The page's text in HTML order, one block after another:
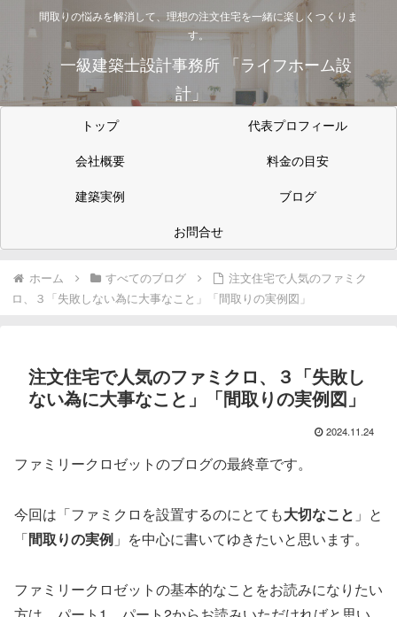
間取りの悩みを解消して、理想の注文住宅を一緒に楽しくつくりま
す。
一級建築士設計事務所 「ライフホーム設
計」
トップ
代表プロフィール
会社概要
料金の目安
建築実例
ブログ
お問合せ
ホーム すべてのブログ
注文住宅で人気のファミク
ロ、３「失敗しない為に大事なこと」「間取りの実例図」
注文住宅で人気のファミクロ、３「失敗し
ない為に大事なこと」「間取りの実例図」
2024.11.24
ファミリークロゼットのブログの最終章です。
今回は「ファミクロを設置するのにとても大切なこと 」と
「間取りの実例 」を中心に書いてゆきたいと思います。
ファミリークロゼットの基本的なことをお読みになりたい